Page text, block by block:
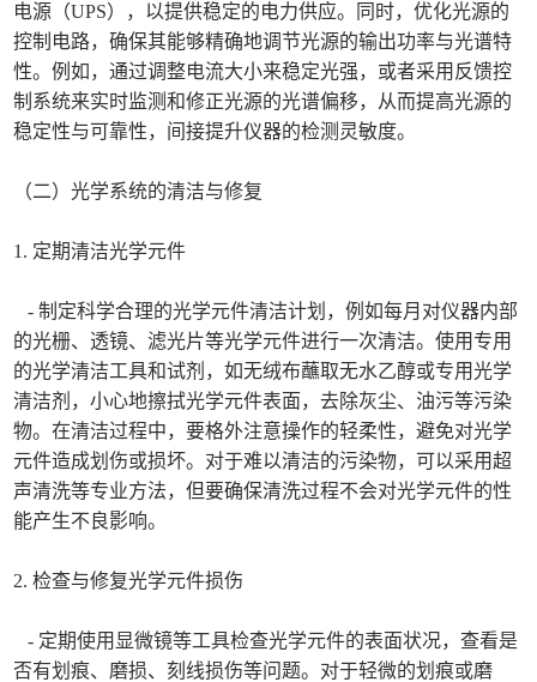
电源（UPS），以提供稳定的电力供应。同时，优化光源的
控制电路，确保其能够精确地调节光源的输出功率与光谱特
性。例如，通过调整电流大小来稳定光强，或者采用反馈控
制系统来实时监测和修正光源的光谱偏移，从而提高光源的
稳定性与可靠性，间接提升仪器的检测灵敏度。
（二）光学系统的清洁与修复
1. 定期清洁光学元件
- 制定科学合理的光学元件清洁计划，例如每月对仪器内部
的光栅、透镜、滤光片等光学元件进行一次清洁。使用专用
的光学清洁工具和试剂，如无绒布蘸取无水乙醇或专用光学
清洁剂，小心地擦拭光学元件表面，去除灰尘、油污等污染
物。在清洁过程中，要格外注意操作的轻柔性，避免对光学
元件造成划伤或损坏。对于难以清洁的污染物，可以采用超
声清洗等专业方法，但要确保清洗过程不会对光学元件的性
能产生不良影响。
2. 检查与修复光学元件损伤
- 定期使用显微镜等工具检查光学元件的表面状况，查看是
否有划痕、磨损、刻线损伤等问题。对于轻微的划痕或磨